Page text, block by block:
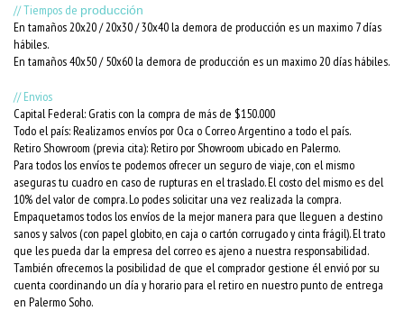
// Tiempos de producción
En tamaños 20x20 / 20x30 / 30x40 la demora de producción es un maximo 7 días
hábiles.
En tamaños 40x50 / 50x60 la demora de producción es un maximo 20 días hábiles.
// Envios
Capital Federal: Gratis con la compra de más de $150.000
Todo el país: Realizamos envíos por Oca o Correo Argentino a todo el país.
Retiro Showroom (previa cita): Retiro por Showroom ubicado en Palermo.
Para todos los envíos te podemos ofrecer un seguro de viaje, con el mismo
aseguras tu cuadro en caso de rupturas en el traslado. El costo del mismo es del
10% del valor de compra. Lo podes solicitar una vez realizada la compra.
Empaquetamos todos los envíos de la mejor manera para que lleguen a destino
sanos y salvos (con papel globito, en caja o cartón corrugado y cinta frágil). El trato
que les pueda dar la empresa del correo es ajeno a nuestra responsabilidad.
También ofrecemos la posibilidad de que el comprador gestione él envió por su
cuenta coordinando un día y horario para el retiro en nuestro punto de entrega
en Palermo Soho.